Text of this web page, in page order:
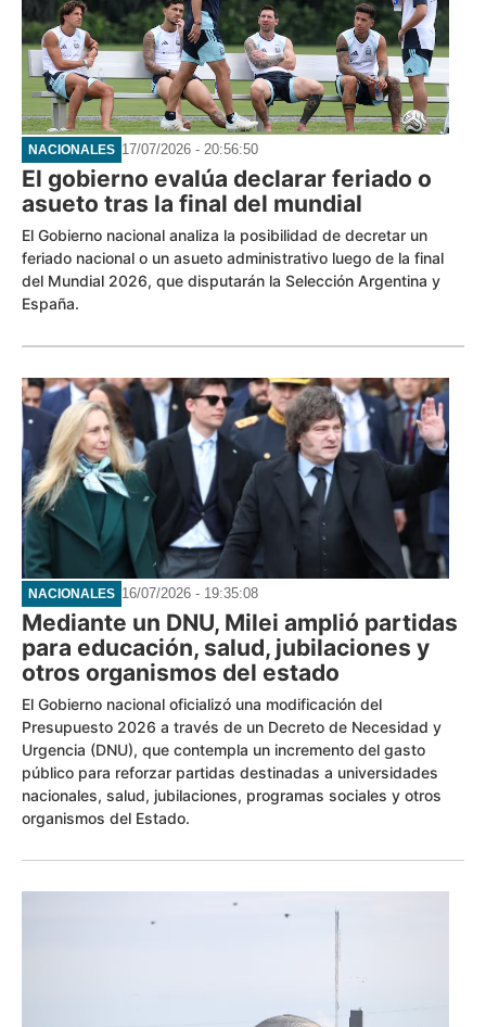
NACIONALES 17/07/2026 - 20:56:50
El gobierno evalúa declarar feriado o
asueto tras la final del mundial
El Gobierno nacional analiza la posibilidad de decretar un
feriado nacional o un asueto administrativo luego de la final
del Mundial 2026, que disputarán la Selección Argentina y
España.
NACIONALES 16/07/2026 - 19:35:08
Mediante un DNU, Milei amplió partidas
para educación, salud, jubilaciones y
otros organismos del estado
El Gobierno nacional oficializó una modificación del
Presupuesto 2026 a través de un Decreto de Necesidad y
Urgencia (DNU), que contempla un incremento del gasto
público para reforzar partidas destinadas a universidades
nacionales, salud, jubilaciones, programas sociales y otros
organismos del Estado.